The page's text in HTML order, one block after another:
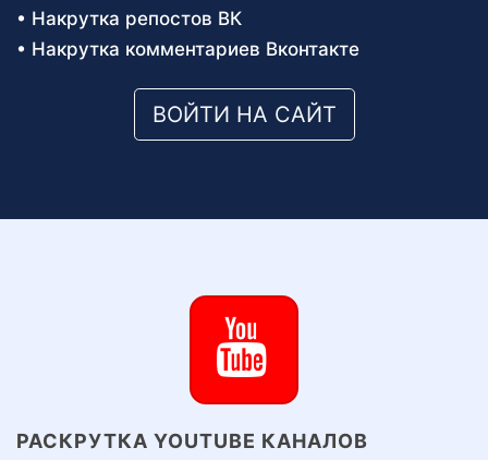
Накрутка репостов ВК
Накрутка комментариев Вконтакте
ВОЙТИ НА САЙТ
РАСКРУТКА YOUTUBE КАНАЛОВ